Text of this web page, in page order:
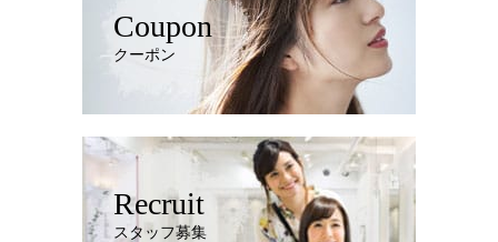
Coupon
クーポン
Recruit
スタッフ募集